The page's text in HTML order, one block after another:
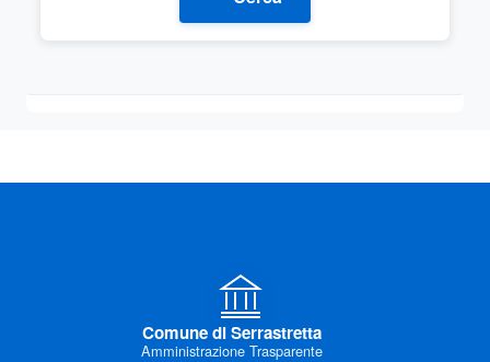
Comune di Serrastretta
Amministrazione Trasparente